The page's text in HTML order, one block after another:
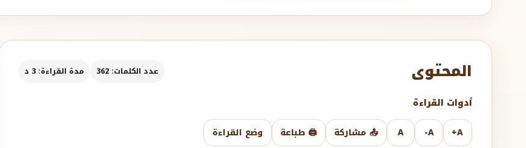
المحتوى عدد الكلمات: 362 مدة القراءة: 3 د
أدوات القراءة
A+
A-
A 📤 مشاركة 🖨️ طباعة وضع القراءة